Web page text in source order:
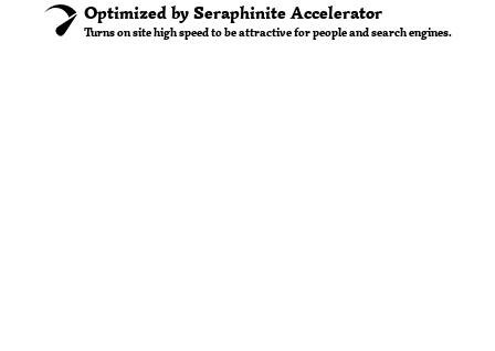
Optimized by Seraphinite Accelerator
Turns on site high speed to be attractive for people and search engines.